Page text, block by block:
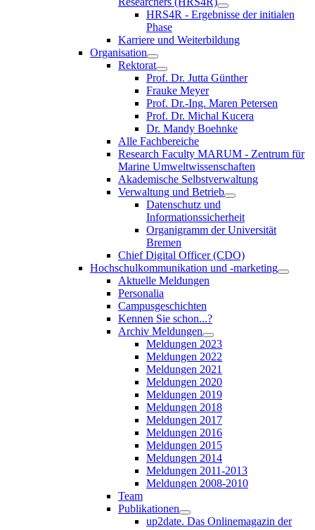
HRS4R - Ergebnisse der initialen
Phase
Karriere und Weiterbildung
Organisation
Rektorat
Prof. Dr. Jutta Günther
Frauke Meyer
Prof. Dr.-Ing. Maren Petersen
Prof. Dr. Michal Kucera
Dr. Mandy Boehnke
Alle Fachbereiche
Research Faculty MARUM - Zentrum für
Marine Umweltwissenschaften
Akademische Selbstverwaltung
Verwaltung und Betrieb
Datenschutz und
Informationssicherheit
Organigramm der Universität
Bremen
Chief Digital Officer (CDO)
Hochschulkommunikation und -marketing
Aktuelle Meldungen
Personalia
Campusgeschichten
Kennen Sie schon...?
Archiv Meldungen
Meldungen 2023
Meldungen 2022
Meldungen 2021
Meldungen 2020
Meldungen 2019
Meldungen 2018
Meldungen 2017
Meldungen 2016
Meldungen 2015
Meldungen 2014
Meldungen 2011-2013
Meldungen 2008-2010
Team
Publikationen
up2date. Das Onlinemagazin der